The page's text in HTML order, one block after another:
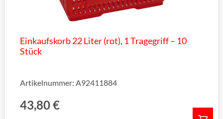
Einkaufskorb 22 Liter (rot), 1 Tragegriff – 10
Stück
43,80€
Artikelnummer: A92411884